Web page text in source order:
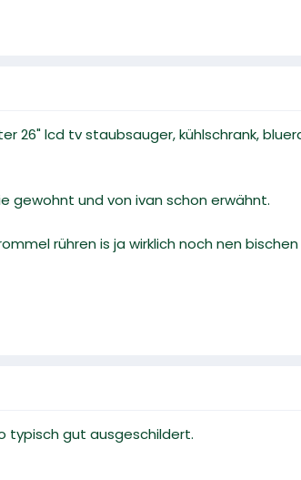
26" lcd tv staubsauger, kühlschrank,
gewohnt und von ivan schon erwähnt.
rühren is ja wirklich noch nen
typisch gut ausgeschildert.